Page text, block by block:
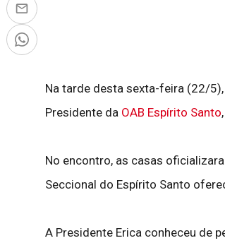
Na tarde desta sexta-feira (22/
Presidente da OAB Espírito Santo
No encontro, as casas
Seccional do Espírito Santo
A Presidente Erica conheceu de